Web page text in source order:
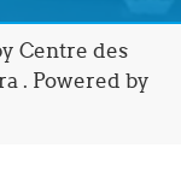
Centre des
. Powered by